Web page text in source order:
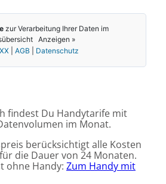
findest Du Handytarife mit
im Monat.
berücksichtigt alle Kosten
die Dauer von 24 Monaten.
ohne Handy: Zum Handy mit